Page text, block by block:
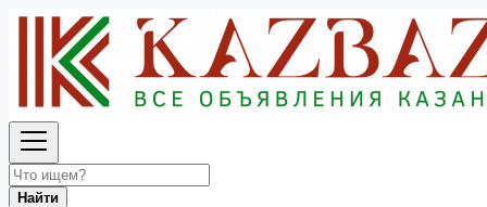
Найти
Услуги
Все объявления в 50 км around Саратов